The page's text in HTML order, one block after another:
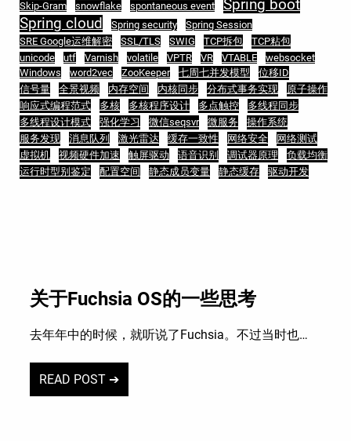
Skip-Gram
snowflake spontaneous event
Spring boot
Spring cloud
Spring security
Spring Session
SRE Google运维解密
SSL/TLS SWIG TCP拆包
TCP粘包
unicode
utf Varnish volatile VPTR VR VTABLE
websocket
Windows
word2vec ZooKeeper 七周七并发模型
位移ID
信号量
全景视频 内存空间 内核同步 分布式事务实现
原子操作
响应式编程范式
多核 多核程序设计 多点触控
多线程同步
多线程设计模式
强化学习 微信seqsvr 微服务
操作系统
服务发现
消息队列 激光雷达 缓存一致性 网络安全
网络测试
虚拟机
视频硬件加速 触屏驱动 语音识别 调试器原理
负载均衡
运行时型别鉴定
配置空间 静态成员变量 静态缓存 驱动开发
关于Fuchsia OS的一些思考
去年年中的时候，就听说了Fuchsia。不过当时也…
READ POST ➔